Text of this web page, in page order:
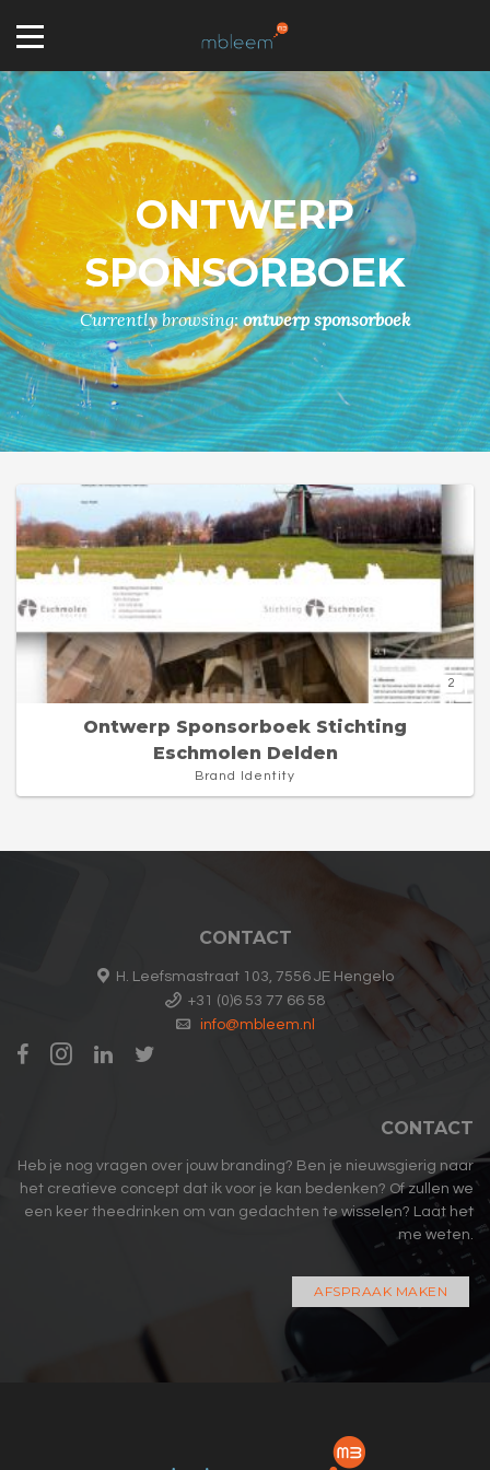
ONTWERP
SPONSORBOEK
Currently browsing:ontwerp sponsorboek
2
Ontwerp Sponsorboek Stichting
Eschmolen Delden
Brand Identity
CONTACT
H. Leefsmastraat 103, 7556 JE Hengelo
+31 (0)6 53 77 66 58
info@mbleem.nl
CONTACT
Heb je nog vragen over jouw branding? Ben je nieuwsgierig naar
het creatieve concept dat ik voor je kan bedenken? Of zullen we
een keer theedrinken om van gedachten te wisselen? Laat het
me weten.
AFSPRAAK MAKEN